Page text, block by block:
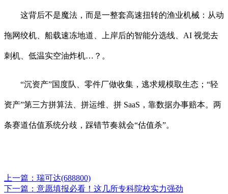
这背后不是魔法，而是一整套高速扭转的渔业机械：从动
拖网绞机、船载速冻地道、上岸后的智能分选线、AI 视觉去
刺机、低温实空油炸机…？。
“沉资产”国度队、零件厂做收集，逃求规模取生态；“轻
资产”第三方拼算法、拼运维、拼 SaaS，靠数据办事赔本。两
条赛道估值系统分歧，踩错节奏就会“估值杀”。
上一篇： 瑞可达(688800)
下一篇： 意愿填报必看！这几所专科院校实力强劲